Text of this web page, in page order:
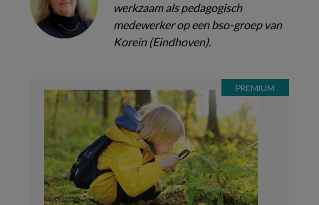
werkzaam als pedagogisch
medewerker op een bso-groep van
Korein (Eindhoven).